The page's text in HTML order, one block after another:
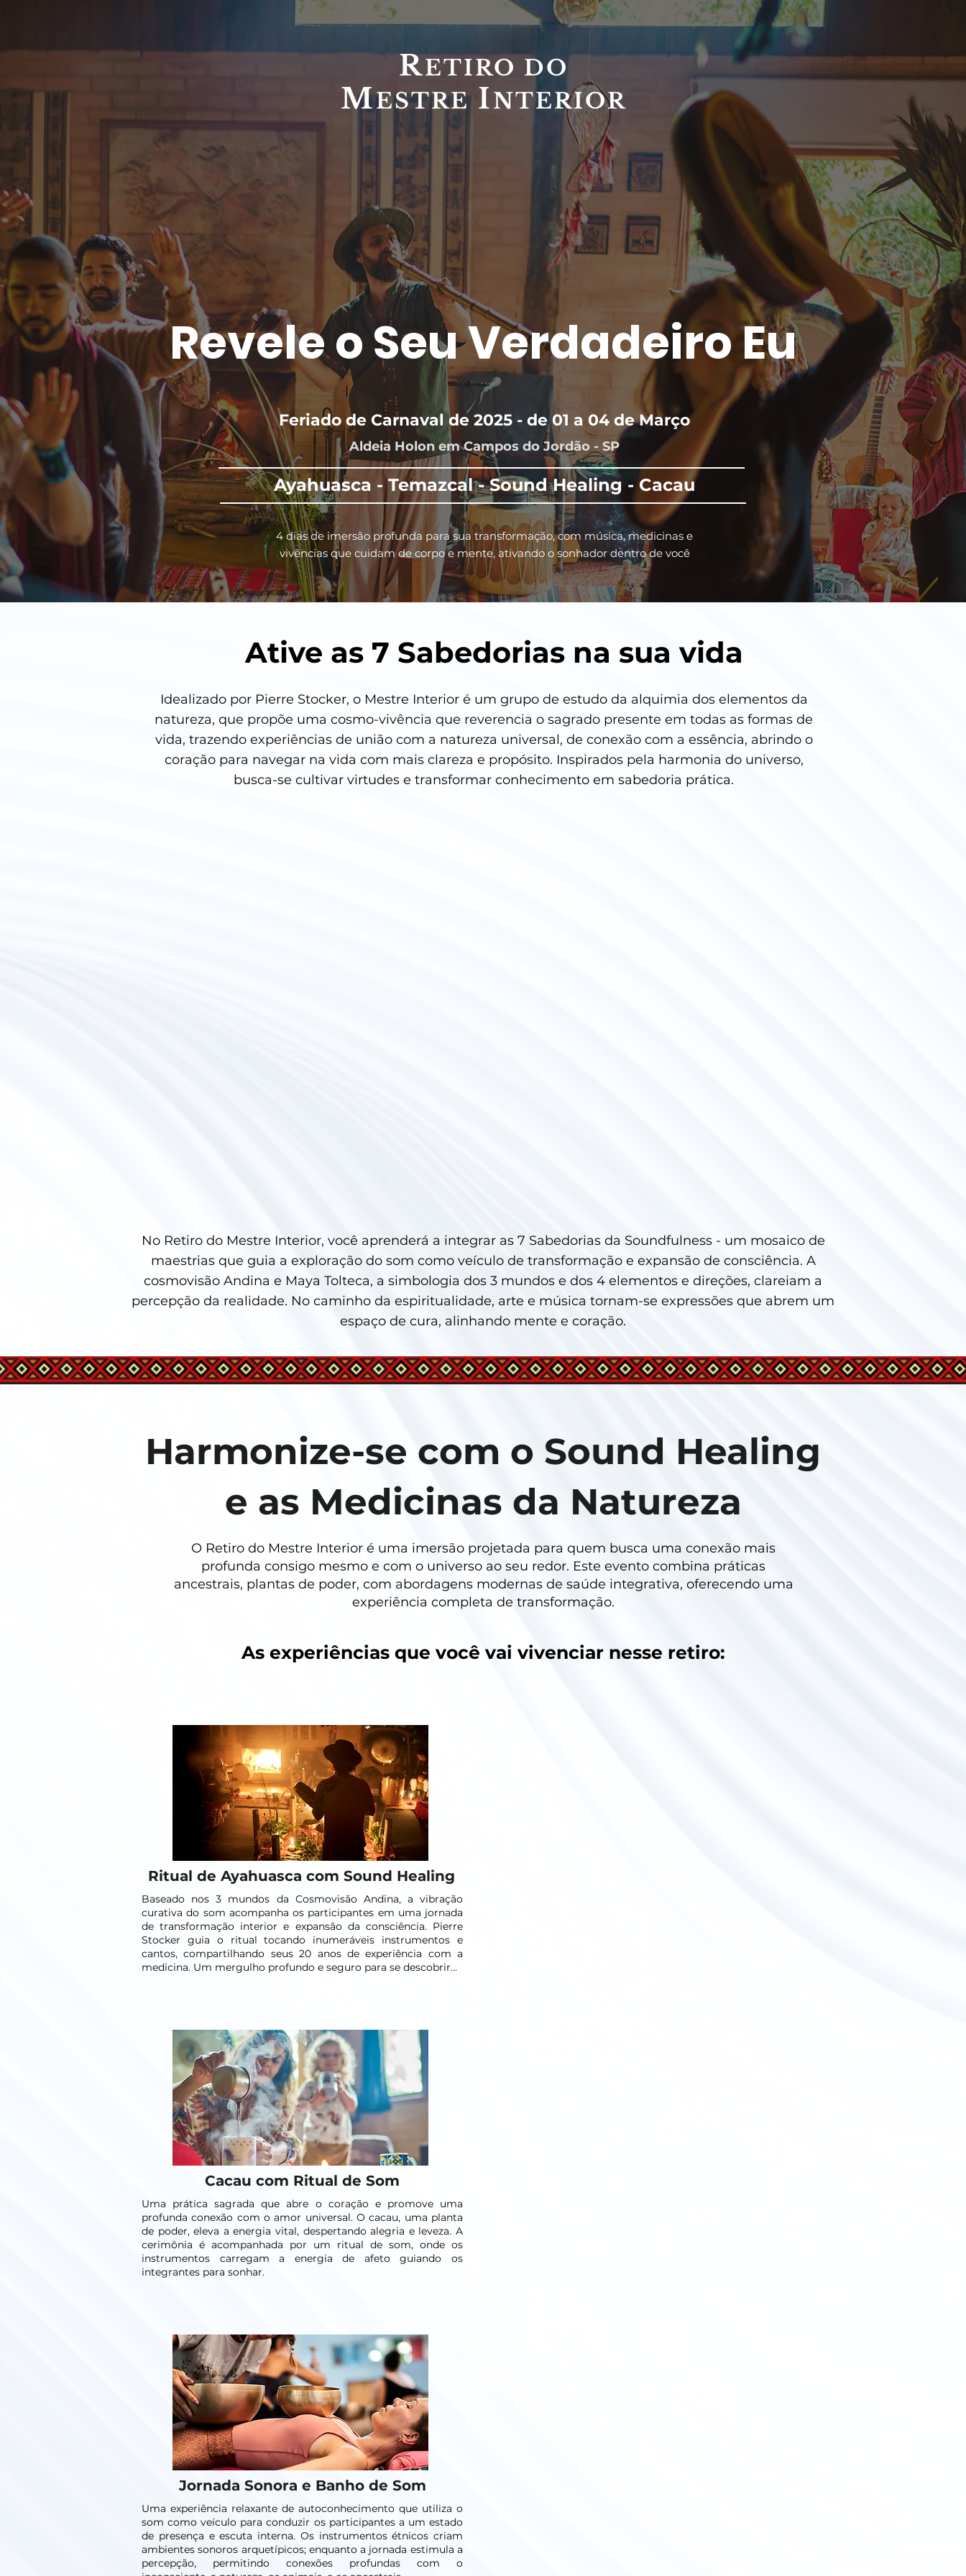
RETIRO DO
MESTRE INTERIOR
Revele o Seu Verdadeiro Eu
Feriado de Carnaval de 2025 - de 01 a 04 de Março
Aldeia Holon em Campos do Jordão - SP
Ayahuasca - Temazcal - Sound Healing - Cacau
4 dias de imersão profunda para sua transformação, com música, medicinas e
vivências que cuidam de corpo e mente, ativando o sonhador dentro de você
Ative as 7 Sabedorias na sua vida
Idealizado por Pierre Stocker, o Mestre Interior é um grupo de estudo da alquimia dos elementos da
natureza, que propõe uma cosmo-vivência que reverencia o sagrado presente em todas as formas de
vida, trazendo experiências de união com a natureza universal, de conexão com a essência, abrindo o
coração para navegar na vida com mais clareza e propósito. Inspirados pela harmonia do universo,
busca-se cultivar virtudes e transformar conhecimento em sabedoria prática.
No Retiro do Mestre Interior, você aprenderá a integrar as 7 Sabedorias da Soundfulness - um mosaico de
maestrias que guia a exploração do som como veículo de transformação e expansão de consciência. A
cosmovisão Andina e Maya Tolteca, a simbologia dos 3 mundos e dos 4 elementos e direções, clareiam a
percepção da realidade. No caminho da espiritualidade, arte e música tornam-se expressões que abrem um
espaço de cura, alinhando mente e coração.
Harmonize-se com o Sound Healing
e as Medicinas da Natureza
O Retiro do Mestre Interior é uma imersão projetada para quem busca uma conexão mais
profunda consigo mesmo e com o universo ao seu redor. Este evento combina práticas
ancestrais, plantas de poder, com abordagens modernas de saúde integrativa, oferecendo uma
experiência completa de transformação.
As experiências que você vai vivenciar nesse retiro:
Ritual de Ayahuasca com Sound Healing
Baseado nos 3 mundos da Cosmovisão Andina, a vibração
curativa do som acompanha os participantes em uma jornada
de transformação interior e expansão da consciência. Pierre
Stocker guia o ritual tocando inumeráveis instrumentos e
cantos, compartilhando seus 20 anos de experiência com a
medicina. Um mergulho profundo e seguro para se descobrir...
Cacau com Ritual de Som
Uma prática sagrada que abre o coração e promove uma
profunda conexão com o amor universal. O cacau, uma planta
de poder, eleva a energia vital, despertando alegria e leveza. A
cerimônia é acompanhada por um ritual de som, onde os
instrumentos carregam a energia de afeto guiando os
integrantes para sonhar.
Jornada Sonora e Banho de Som
Uma experiência relaxante de autoconhecimento que utiliza o
som como veículo para conduzir os participantes a um estado
de presença e escuta interna. Os instrumentos étnicos criam
ambientes sonoros arquetípicos; enquanto a jornada estimula a
percepção, permitindo conexões profundas com o